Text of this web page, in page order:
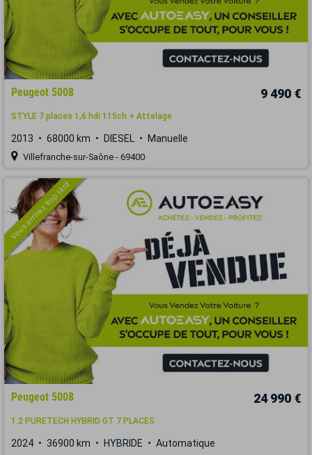
Peugeot 5008 9 490 €
STYLE 7 places 1,6 hdi 115ch + Attelage
2013 68000 km DIESEL Manuelle
Villefranche-sur-Saône - 69400
Vous arrivez trop tard
Peugeot 5008 24 990 €
1.2 PURETECH HYBRID GT 7 PLACES
2024 36900 km HYBRIDE Automatique